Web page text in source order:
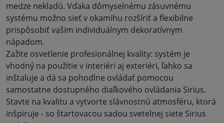
medze nekladú. Vďaka dômyselnému zásuvnému
systému možno sieť v okamihu rozšíriť a flexibilne
prispôsobiť vašim individuálnym dekoratívnym
nápadom.
Zažite osvetlenie profesionálnej kvality: systém je
vhodný na použitie v interiéri aj exteriéri, ľahko sa
inštaluje a dá sa pohodlne ovládať pomocou
samostatne dostupného diaľkového ovládania Sirius.
Stavte na kvalitu a vytvorte slávnostnú atmosféru, ktorá
inšpiruje - so štartovacou sadou svetelnej siete Sirius